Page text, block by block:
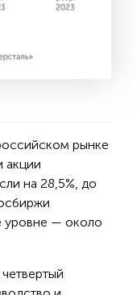
рынке
акции
на 28,5%, до
уровне — около